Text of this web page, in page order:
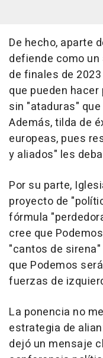
De hecho, aparte
defiende como
de finales de
que pueden
sin "ataduras"
Además, tilda de
europeas, pues
y aliados" les
Por su parte,
proyecto de
fórmula
cree que
"cantos de
que Podemos
fuerzas de
La ponencia no
estrategia de
dejó un mensaje